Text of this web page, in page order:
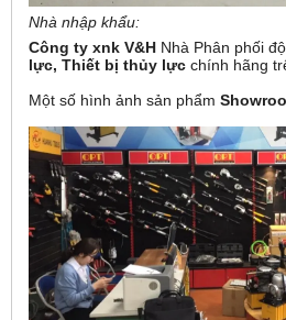
Nhà nhập khẩu:
Công ty xnk V&H Nhà Phân phối
lực, Thiết bị thủy lực chính hãng
Một số hình ảnh sản phẩm